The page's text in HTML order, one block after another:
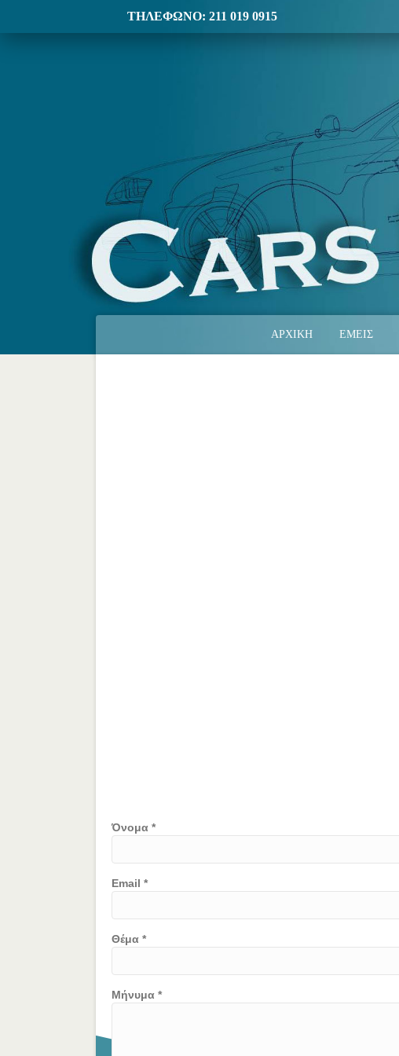
ΤΗΛΕΦΩΝΟ: 211 019 0915
ΑΡΧΙΚΗ ΕΜΕΙΣ
Όνομα *
Email *
Θέμα *
Μήνυμα *